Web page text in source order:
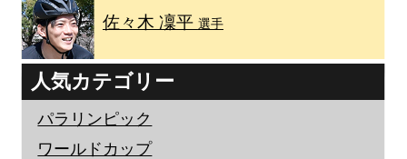
佐々木 凜平 選手
人気カテゴリー
パラリンピック
ワールドカップ